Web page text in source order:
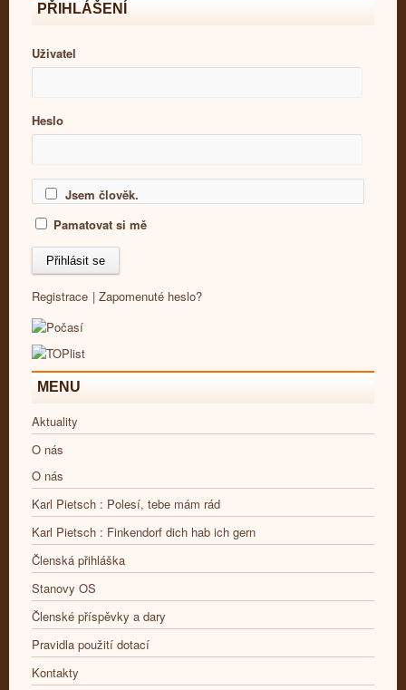
PŘIHLÁŠENÍ
Uživatel
Heslo
Jsem člověk.
Pamatovat si mě
Registrace | Zapomenuté heslo?
MENU
Aktuality
O nás
O nás
Karl Pietsch : Polesí, tebe mám rád
Karl Pietsch : Finkendorf dich hab ich gern
Členská přihláška
Stanovy OS
Členské příspěvky a dary
Pravidla použití dotací
Kontakty